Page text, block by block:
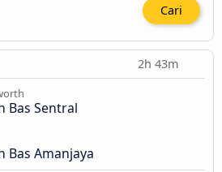
Cari
2h 43m
Bas Sentral
Bas Amanjaya